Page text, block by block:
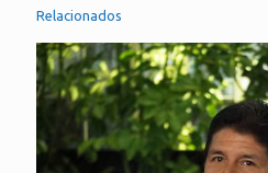
Relacionados